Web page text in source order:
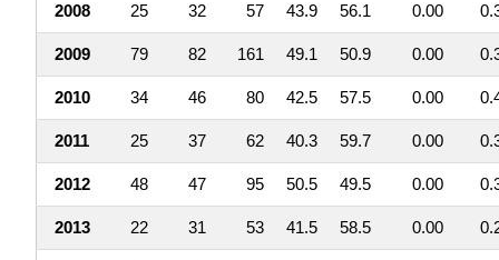
2008 25 32 57 43.9 56.1 0.00
2009 79 82 161 49.1 50.9 0.00
2010 34 46 80 42.5 57.5 0.00
2011 25 37 62 40.3 59.7 0.00
2012 48 47 95 50.5 49.5 0.00
2013 22 31 53 41.5 58.5 0.00